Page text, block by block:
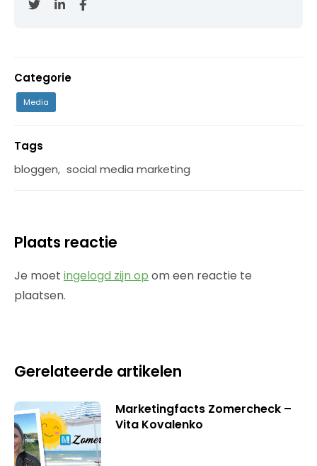
Categorie
Media
Tags
bloggen, social media marketing
Plaats reactie
Je moet ingelogd zijn op om een reactie te
plaatsen.
Gerelateerde artikelen
Marketingfacts Zomercheck –
Vita Kovalenko